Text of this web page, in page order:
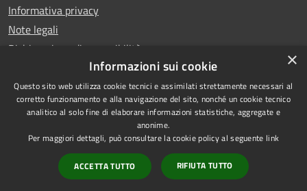
Informativa privacy
Note legali
Dichiarazione di accessibilità
RSS
Accessibilità
Copyright © 2026 • Comune di
Castello di Cisterna • Powered
byMunicipium•
redazione
×
Informazioni sui cookie
Questo sito web utilizza cookie tecnici e assimilati strettamente necessari al
corretto funzionamento e alla navigazione del sito, nonché un cookie tecnico
analitico al solo fine di elaborare informazioni statistiche, aggregate e
anonime.
Per maggiori dettagli, può consultare la cookie policy al seguente link
ACCETTA TUTTO RIFIUTA TUTTO